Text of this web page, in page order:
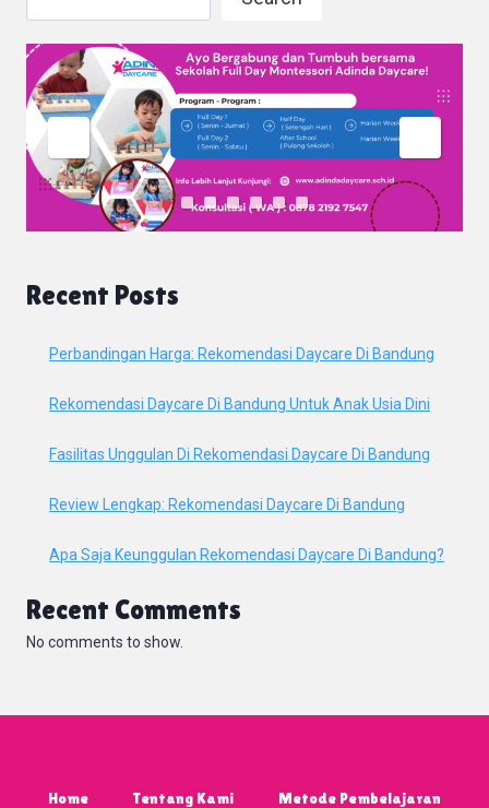
Recent Posts
Perbandingan Harga: Rekomendasi Daycare Di Bandung
Rekomendasi Daycare Di Bandung Untuk Anak Usia Dini
Fasilitas Unggulan Di Rekomendasi Daycare Di Bandung
Review Lengkap: Rekomendasi Daycare Di Bandung
Apa Saja Keunggulan Rekomendasi Daycare Di Bandung?
Recent Comments
No comments to show.
Home Tentang Kami Metode Pembelajaran